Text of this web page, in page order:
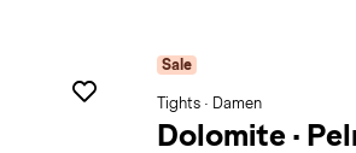
Sale
Tights · Damen
Dolomite ·